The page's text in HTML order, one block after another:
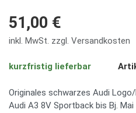
51,00 €
inkl. MwSt. zzgl. Versandkosten
kurzfristig lieferbar
Originales schwarzes Audi
Audi A3 8V Sportback bis Bj.